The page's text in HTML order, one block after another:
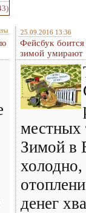
25.09.2016 13:36
Фейсбук
зимой умирают
местных
Зимой в
холодно,
денег